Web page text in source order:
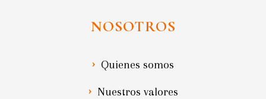
NOSOTROS
Quienes somos
Nuestros valores